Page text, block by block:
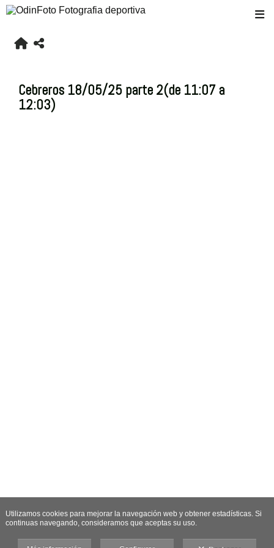
Cebreros 18/05/25 parte 2(de 11:07 a
12:03)
Utilizamos cookies para mejorar la navegación web y obtener estadísticas. Si
continuas navegando, consideramos que aceptas su uso.